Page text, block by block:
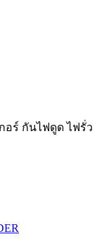
กอร์ กันไฟดูด ไฟรั่ว